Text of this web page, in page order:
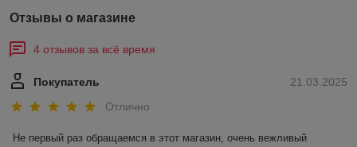
Отзывы о магазине
4 отзывов за всё время
21.03.2025
Покупатель
Отлично
Не первый раз обращаемся в этот магазин, очень вежливый